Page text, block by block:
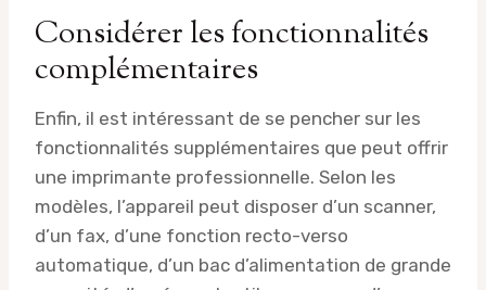
Considérer les fonctionnalités
complémentaires
Enfin, il est intéressant de se pencher sur les
fonctionnalités supplémentaires que peut offrir
une imprimante professionnelle. Selon les
modèles, l’appareil peut disposer d’un scanner,
d’un fax, d’une fonction recto-verso
automatique, d’un bac d’alimentation de grande